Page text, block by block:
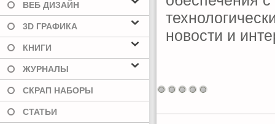
ВЕБ ДИЗАЙН
3D ГРАФИКА
КНИГИ
ЖУРНАЛЫ
СКРАП НАБОРЫ
СТАТЬИ
новости и